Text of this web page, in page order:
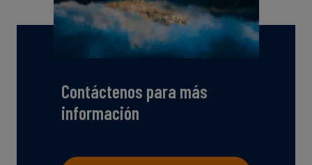
Contáctenos para más
información